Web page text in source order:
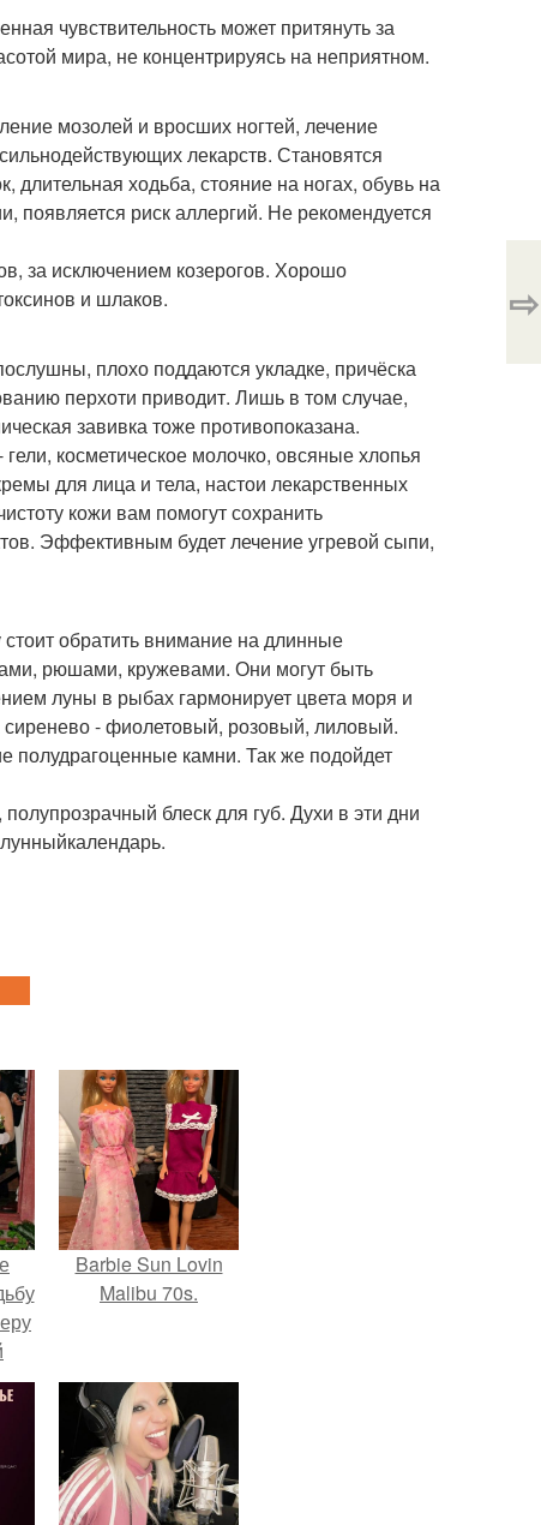
чувствительность может притянуть за
мира, не концентрируясь на неприятном.
мозолей и вросших ногтей, лечение
лекарств. Становятся
длительная ходьба, стояние на ногах, обувь на
появляется риск аллергий. Не рекомендуется
за исключением козерогов. Хорошо
и шлаков.
плохо поддаются укладке, причёска
перхоти приводит. Лишь в том случае,
завивка тоже противопоказана.
косметическое молочко, овсяные хлопья
для лица и тела, настои лекарственных
кожи вам помогут сохранить
Эффективным будет лечение угревой сыпи,
обратить внимание на длинные
рюшами, кружевами. Они могут быть
луны в рыбах гармонирует цвета моря и
- фиолетовый, розовый, лиловый.
полудрагоценные камни. Так же подойдет
блеск для губ. Духи в эти дни
⇨
Barbie Sun Lovin
Malibu 70s.